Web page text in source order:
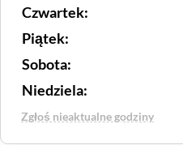
Czwartek:
Piątek:
Sobota:
Niedziela:
Zgłoś nieaktualne godziny